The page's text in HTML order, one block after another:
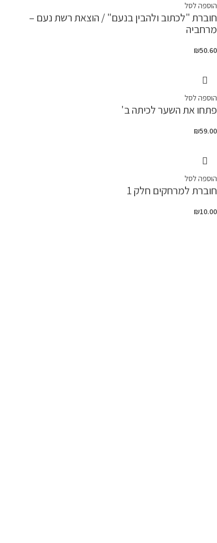
הוספה לסל
חוברת "לכתוב ולהבין בנעם" / הוצאת רשת נעם –
מרחביה
₪50.60
הוספה לסל
פתחו את השער לכיתה ב'
₪59.00
הוספה לסל
חוברת למרחקים חלק 1
₪10.00